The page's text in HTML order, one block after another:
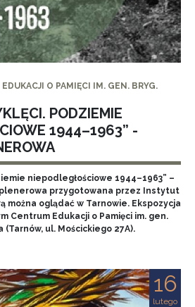
O PAMIĘCI IM. GEN. BRYG.
PODZIEMIE
1944–1963” -
niepodległościowe 1944–1963” –
przygotowana przez Instytut
można oglądać w Tarnowie. Ekspozycja
Centrum Edukacji o Pamięci im. gen.
(Tarnów, ul. Mościckiego 27A).
16
lutego